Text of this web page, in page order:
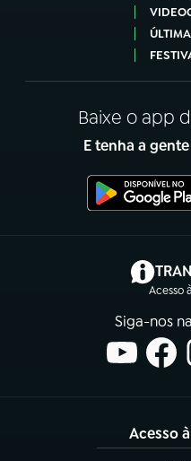
Baixe o app
E tenha a
Acesso
Siga-nos
Acesso